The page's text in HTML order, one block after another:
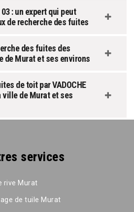
: un expert qui peut
de recherche des fuites
des fuites des
de Murat et ses environs
de toit par VADOCHE
ville de Murat et ses
services
rive Murat
de tuile Murat